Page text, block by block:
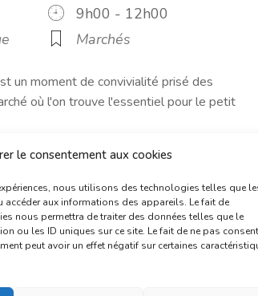
le consentement aux cookies
nous utilisons des technologies telles que
accéder aux informations des appareils. Le fait de
nous permettra de traiter des données telles que le
ou les ID uniques sur ce site. Le fait de ne pas
peut avoir un effet négatif sur certaines
9h00 - 12h00
Marchés
un moment de convivialité prisé des
où l'on trouve l'essentiel pour le petit
8h00 - 13h00